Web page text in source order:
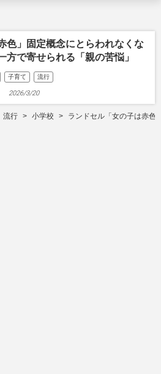
色」固定概念にとらわれなくな
方で寄せられる「親の苦悩」
子育て 流行
2026/3/20
流行 小学校 ランドセル「女の子は赤色